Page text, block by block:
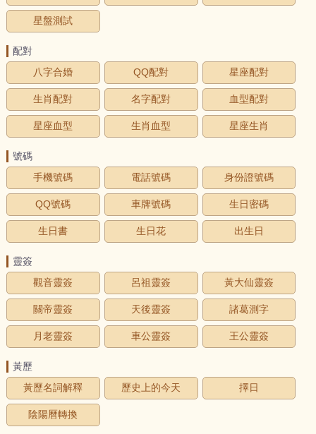
星盤測試
配對
八字合婚
QQ配對 星座配對
生肖配對 名字配對 血型配對
星座血型 生肖血型 星座生肖
號碼
手機號碼
電話號碼 身份證號碼
QQ號碼 車牌號碼 生日密碼
生日書 生日花 出生日
靈簽
觀音靈簽
呂祖靈簽 黃大仙靈簽
關帝靈簽 天後靈簽 諸葛測字
月老靈簽 車公靈簽 王公靈簽
黃歷
黃歷名詞解釋
歷史上的今天 擇日
陰陽曆轉換